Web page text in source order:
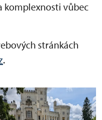
komplexnosti vůbec
stránkách
.